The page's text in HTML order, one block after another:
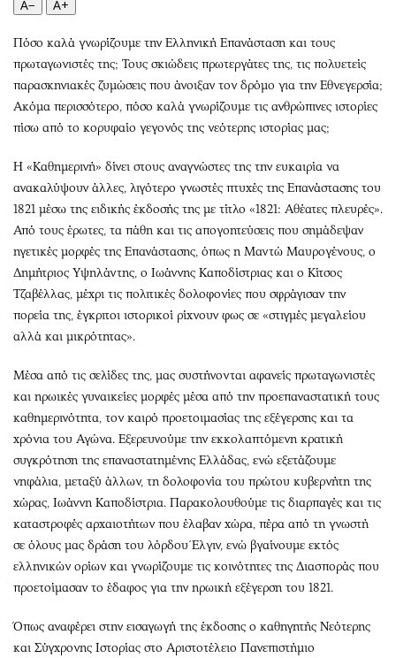
Περιβάλλον
Παράξενα
Πολιτισμός
Σινεμά
Θέατρο-Χορός
Μουσική
Εικαστικά
Βιβλίο
Χειρόγραφα
Έξοδος
Media
Εκπομπές
Wine routes
Uncut
Προσφορές
Προσωπικότητες στην ''Κ''
Επιστολές
A− A+
Πόσο καλά γνωρίζουμε την Ελληνική Επανάσταση και τους
πρωταγωνιστές της; Τους σκιώδεις πρωτεργάτες της, τις πολυετείς
παρασκηνιακές ζυμώσεις που άνοιξαν τον δρόμο για την Εθνεγερσία;
Ακόμα περισσότερο, πόσο καλά γνωρίζουμε τις ανθρώπινες ιστορίες
πίσω από το κορυφαίο γεγονός της νεότερης ιστορίας μας;
Η «Καθημερινή» δίνει στους αναγνώστες της την ευκαιρία να
ανακαλύψουν άλλες, λιγότερο γνωστές πτυχές της Επανάστασης του
1821 μέσω της ειδικής έκδοσής της με τίτλο «1821: Αθέατες πλευρές».
Από τους έρωτες, τα πάθη και τις απογοητεύσεις που σημάδεψαν
ηγετικές μορφές της Επανάστασης, όπως η Μαντώ Μαυρογένους, ο
Δημήτριος Υψηλάντης, ο Ιωάννης Καποδίστριας και ο Κίτσος
Τζαβέλλας, μέχρι τις πολιτικές δολοφονίες που σφράγισαν την
πορεία της, έγκριτοι ιστορικοί ρίχνουν φως σε «στιγμές μεγαλείου
αλλά και μικρότητας».
Μέσα από τις σελίδες της, μας συστήνονται αφανείς πρωταγωνιστές
και ηρωικές γυναικείες μορφές μέσα από την προεπαναστατική τους
καθημερινότητα, τον καιρό προετοιμασίας της εξέγερσης και τα
χρόνια του Αγώνα. Εξερευνούμε την εκκολαπτόμενη κρατική
συγκρότηση της επαναστατημένης Ελλάδας, ενώ εξετάζουμε
νηφάλια, μεταξύ άλλων, τη δολοφονία του πρώτου κυβερνήτη της
χώρας, Ιωάννη Καποδίστρια. Παρακολουθούμε τις διαρπαγές και τις
καταστροφές αρχαιοτήτων που έλαβαν χώρα, πέρα από τη γνωστή
σε όλους μας δράση του λόρδου Έλγιν, ενώ βγαίνουμε εκτός
ελληνικών ορίων και γνωρίζουμε τις κοινότητες της Διασποράς που
προετοίμασαν το έδαφος για την ηρωική εξέγερση του 1821.
Όπως αναφέρει στην εισαγωγή της έκδοσης ο καθηγητής Νεότερης
και Σύγχρονης Ιστορίας στο Αριστοτέλειο Πανεπιστήμιο